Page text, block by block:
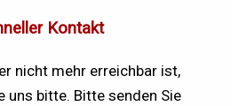
Kontakt
nicht mehr erreichbar ist,
uns bitte. Bitte senden Sie